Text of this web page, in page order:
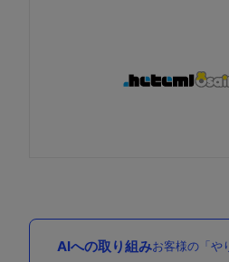
AIへの取り組みお客様の「や